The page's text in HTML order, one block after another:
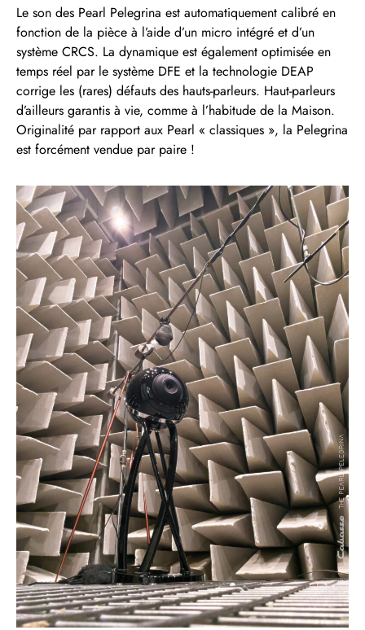
Le son des Pearl Pelegrina est automatiquement calibré en
fonction de la pièce à l’aide d’un micro intégré et d’un
système CRCS. La dynamique est également optimisée en
temps réel par le système DFE et la technologie DEAP
corrige les (rares) défauts des hauts-parleurs. Haut-parleurs
d’ailleurs garantis à vie, comme à l’habitude de la Maison.
Originalité par rapport aux Pearl « classiques », la Pelegrina
est forcément vendue par paire !